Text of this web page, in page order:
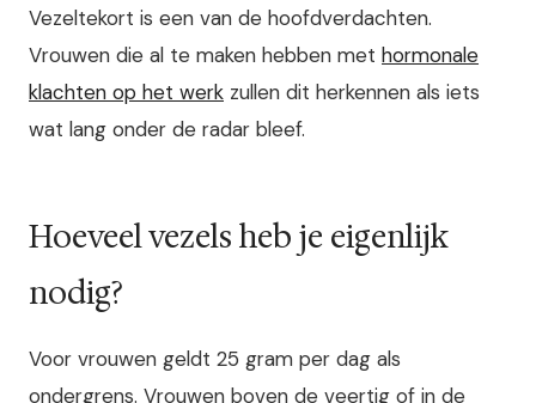
Vezeltekort is een van de hoofdverdachten.
Vrouwen die al te maken hebben met hormonale
klachten op het werk zullen dit herkennen als iets
wat lang onder de radar bleef.
Hoeveel vezels heb je eigenlijk
nodig?
Voor vrouwen geldt 25 gram per dag als
ondergrens. Vrouwen boven de veertig of in de